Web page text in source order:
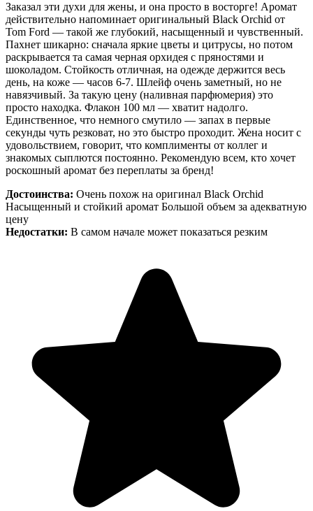
Заказал эти духи для жены, и она просто в восторге! Аромат
действительно напоминает оригинальный Black Orchid от
Tom Ford — такой же глубокий, насыщенный и чувственный.
Пахнет шикарно: сначала яркие цветы и цитрусы, но потом
раскрывается та самая черная орхидея с пряностями и
шоколадом. Стойкость отличная, на одежде держится весь
день, на коже — часов 6-7. Шлейф очень заметный, но не
навязчивый. За такую цену (наливная парфюмерия) это
просто находка. Флакон 100 мл — хватит надолго.
Единственное, что немного смутило — запах в первые
секунды чуть резковат, но это быстро проходит. Жена носит с
удовольствием, говорит, что комплименты от коллег и
знакомых сыплются постоянно. Рекомендую всем, кто хочет
роскошный аромат без переплаты за бренд!
Достоинства: Очень похож на оригинал Black Orchid
Насыщенный и стойкий аромат Большой объем за адекватную
цену
Недостатки: В самом начале может показаться резким